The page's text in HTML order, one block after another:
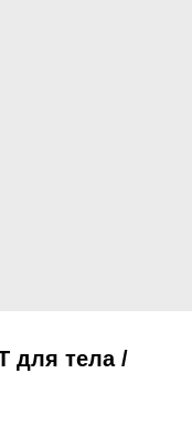
тела /